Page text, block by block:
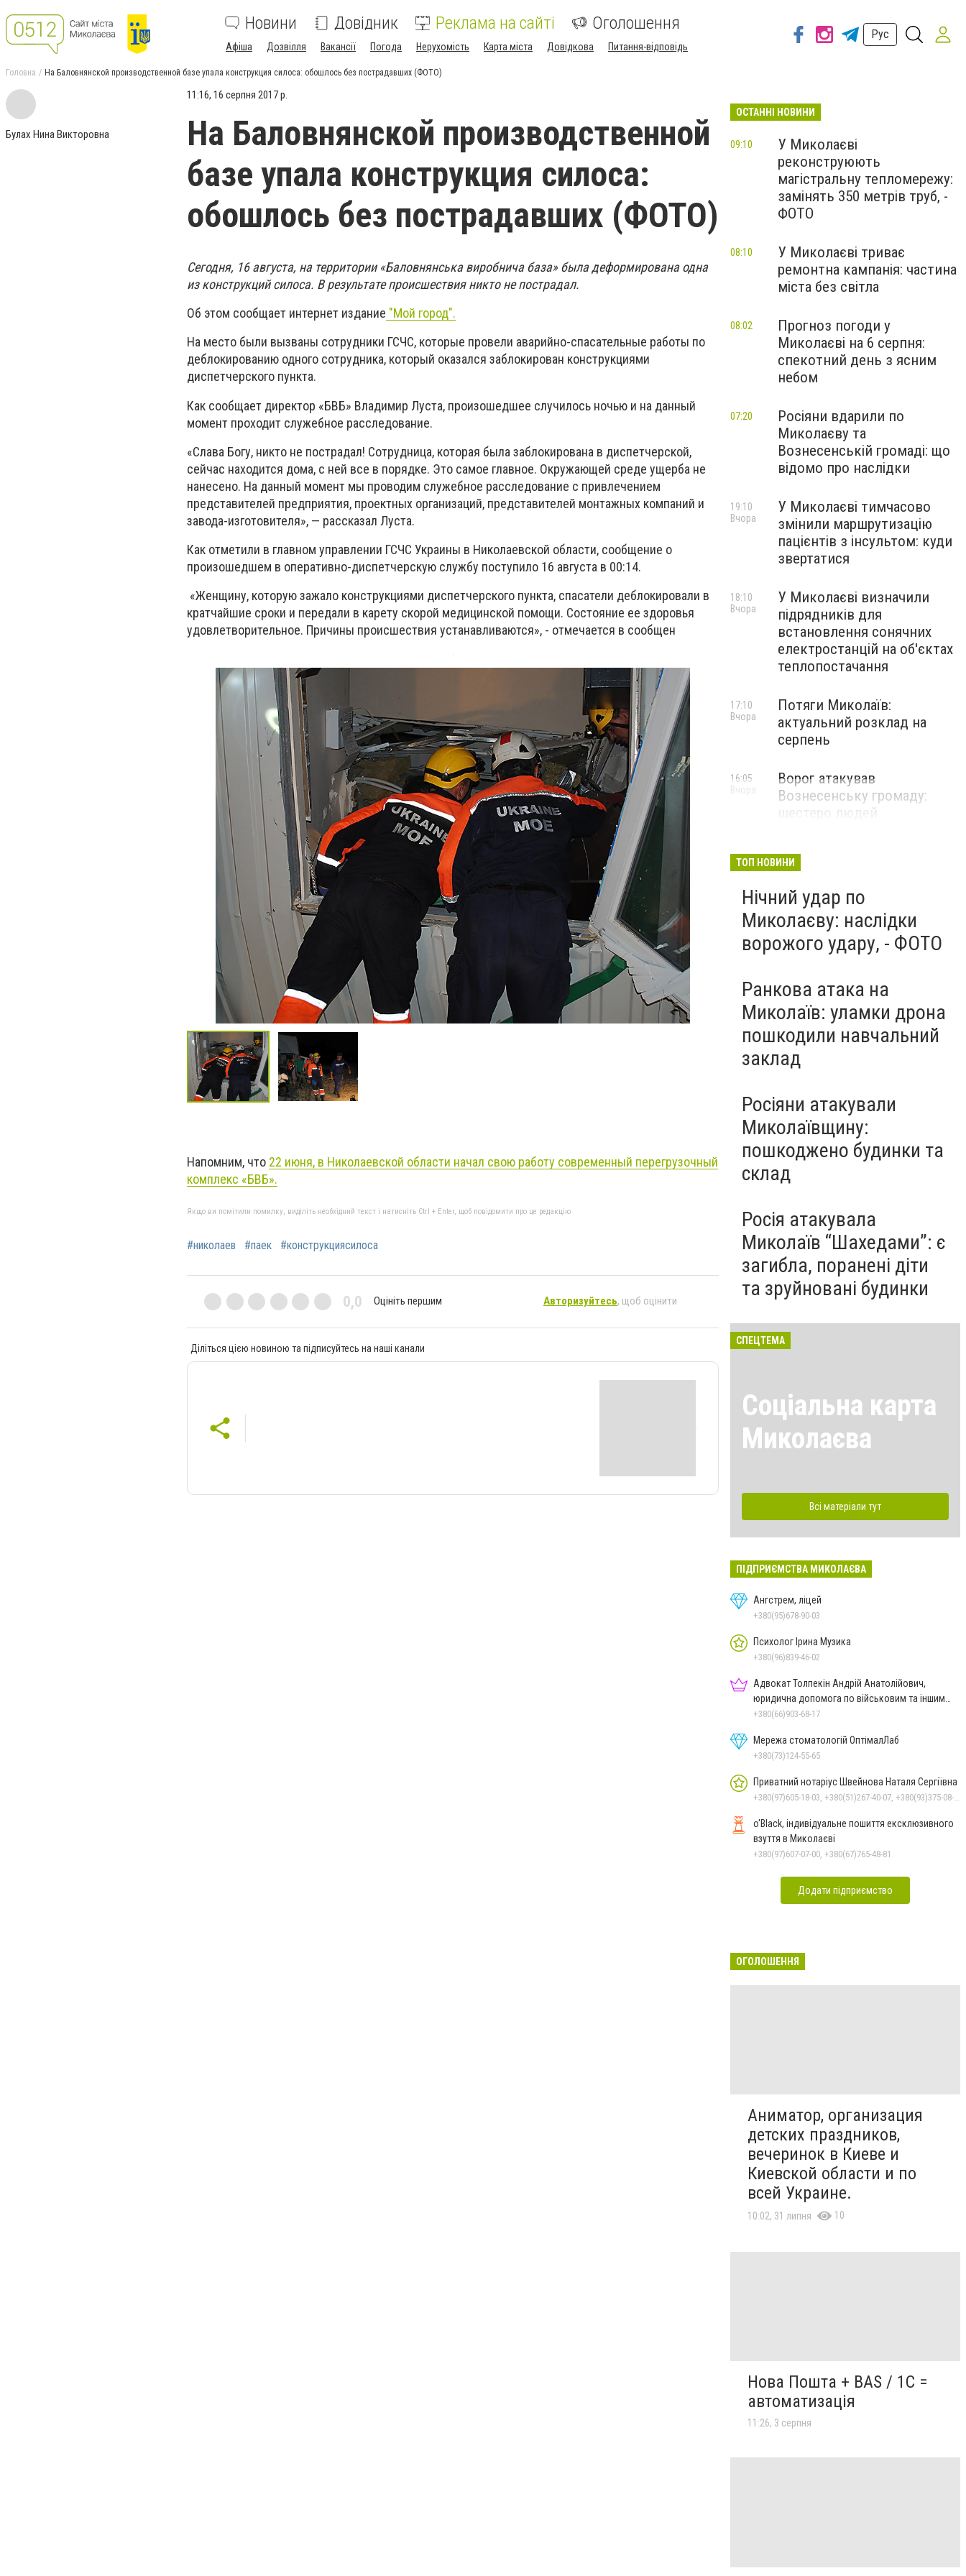
Новини Довідник Реклама на сайті Оголошення
Афіша Дозвілля Вакансії Погода Нерухомість Карта міста Довідкова Питання-відповідь
Рус
Головна На Баловнянской производственной базе упала конструкция силоса: обошлось без пострадавших (ФОТО)
Булах Нина Викторовна
11:16, 16 серпня 2017 р.
На Баловнянской производственной
базе упала конструкция силоса:
обошлось без пострадавших (ФОТО)
Сегодня, 16 августа, на территории «Баловнянська виробнича база» была деформирована одна
из конструкций силоса. В результате происшествия никто не пострадал.
Об этом сообщает интернет издание "Мой город".
На место были вызваны сотрудники ГСЧС, которые провели аварийно-спасательные работы по
деблокированию одного сотрудника, который оказался заблокирован конструкциями
диспетчерского пункта.
Как сообщает директор «БВБ» Владимир Луста, произошедшее случилось ночью и на данный
момент проходит служебное расследование.
«Слава Богу, никто не пострадал! Сотрудница, которая была заблокирована в диспетчерской,
сейчас находится дома, с ней все в порядке. Это самое главное. Окружающей среде ущерба не
нанесено. На данный момент мы проводим служебное расследование с привлечением
представителей предприятия, проектных организаций, представителей монтажных компаний и
завода-изготовителя», — рассказал Луста.
Как отметили в главном управлении ГСЧС Украины в Николаевской области, сообщение о
произошедшем в оперативно-диспетчерскую службу поступило 16 августа в 00:14.
«Женщину, которую зажало конструкциями диспетчерского пункта, спасатели деблокировали в
кратчайшие сроки и передали в карету скорой медицинской помощи. Состояние ее здоровья
удовлетворительное. Причины происшествия устанавливаются», - отмечается в сообщен
Напомним, что 22 июня, в Николаевской области начал свою работу современный перегрузочный
комплекс «БВБ».
Якщо ви помітили помилку, виділіть необхідний текст і натисніть Ctrl + Enter, щоб повідомити про це редакцію
#николаев #паек #конструкциясилоса
0,0 Оцініть першим Авторизуйтесь, щоб оцінити
Діліться цією новиною та підписуйтесь на наші канали
ОСТАННІ НОВИНИ
У Миколаєві
реконструюють
магістральну тепломережу:
замінять 350 метрів труб, -
ФОТО
09:10
У Миколаєві триває
ремонтна кампанія: частина
міста без світла
08:10
Прогноз погоди у
Миколаєві на 6 серпня:
спекотний день з ясним
небом
08:02
Росіяни вдарили по
Миколаєву та
Вознесенській громаді: що
відомо про наслідки
07:20
У Миколаєві тимчасово
змінили маршрутизацію
пацієнтів з інсультом: куди
звертатися
19:10
Вчора
У Миколаєві визначили
підрядників для
встановлення сонячних
електростанцій на об'єктах
теплопостачання
18:10
Вчора
Потяги Миколаїв:
актуальний розклад на
серпень
17:10
Вчора
Ворог атакував
Вознесенську громаду:
шестеро людей
16:05
Вчора
ТОП НОВИНИ
Нічний удар по
Миколаєву: наслідки
ворожого удару, - ФОТО
Ранкова атака на
Миколаїв: уламки дрона
пошкодили навчальний
заклад
Росіяни атакували
Миколаївщину:
пошкоджено будинки та
склад
Росія атакувала
Миколаїв “Шахедами”: є
загибла, поранені діти
та зруйновані будинки
СПЕЦТЕМА
Соціальна карта
Миколаєва
Всі матеріали тут
ПІДПРИЄМСТВА МИКОЛАЄВА
Ангстрем, ліцей
+380(95)678-90-03
Психолог Ірина Музика
+380(96)839-46-02
Адвокат Толпекін Андрій Анатолійович,
юридична допомога по військовим та іншим
справам
+380(66)903-68-17
Мережа стоматологій ОптімалЛаб
+380(73)124-55-65
Приватний нотаріус Швейнова Наталя Сергіївна
o'Black, індивідуальне пошиття ексклюзивного
взуття в Миколаєві
+380(97)607-07-00, +380(67)765-48-81
Додати підприємство
ОГОЛОШЕННЯ
Аниматор, организация
детских праздников,
вечеринок в Киеве и
Киевской области и по
всей Украине.
10:02, 31 липня 10
Нова Пошта + BAS / 1C =
автоматизація
11:26, 3 серпня